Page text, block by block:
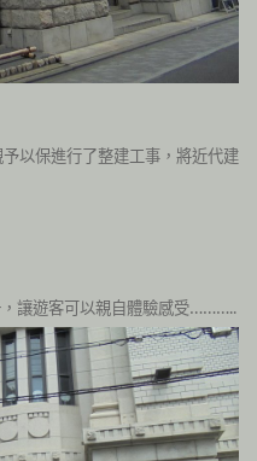
以保進行了整建工事，將近代建
讓遊客可以親自體驗感受………..